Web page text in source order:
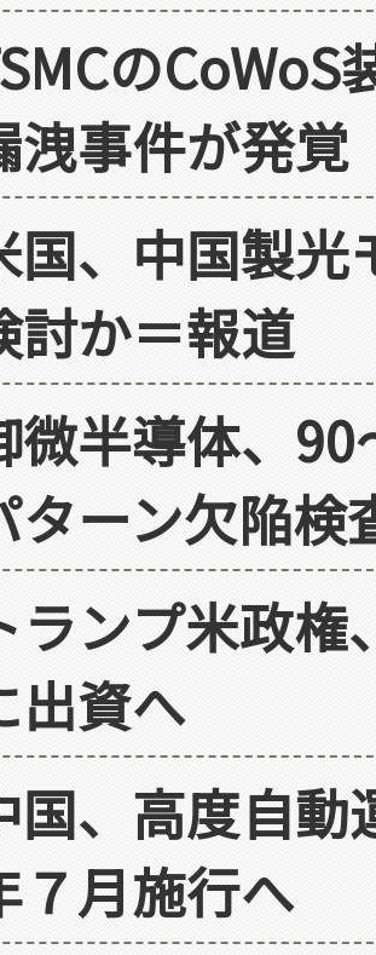
の
洩事件が発覚
国、中国製光
討か＝報道
微半導体、
ターン欠陥検
ランプ米政
出資へ
国、高度自
７月施行へ